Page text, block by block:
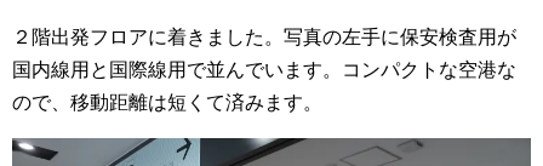
２階出発フロアに着きました。写真の左手に保安検査用が
国内線用と国際線用で並んでいます。コンパクトな空港な
ので、移動距離は短くて済みます。